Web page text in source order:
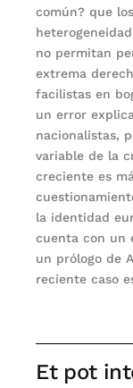
común? que
no permitan
extrema
facilistas en
un error
nacionalistas,
variable de la
creciente es
la identidad
cuenta con un
un prólogo de
reciente caso
Et pot